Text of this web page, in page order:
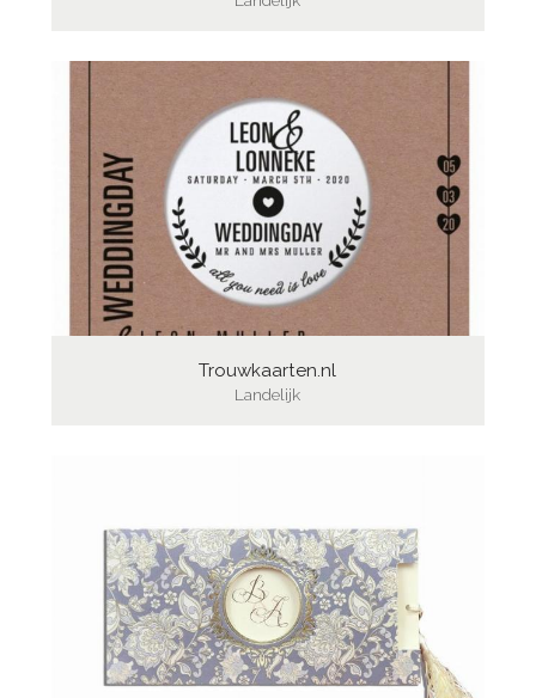
Trouwkaarten.nl
Landelijk